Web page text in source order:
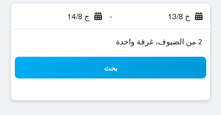
خ 13/8 - ج 14/8
2 من الضيوف، غرفة واحدة
بحث